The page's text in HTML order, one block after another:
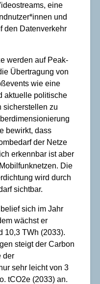
eine
und
den Datenverkehr
werden auf Peak-
Übertragung von
wie eine
aktuelle politische
sicherstellen zu
bewirkt, dass
der Netze
erkennbar ist aber
Die
wird durch
sichtbar.
belief sich im Jahr
wächst er
10,3 TWh (2033).
steigt der Carbon
der
sehr leicht von 3
tCO2e (2033) an.